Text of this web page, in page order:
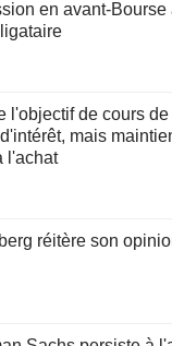
en avant-
l'objectif de cours
mais
l'achat
réitère son